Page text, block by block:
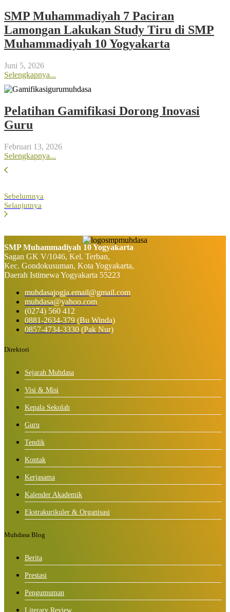
SMP Muhammadiyah 7 Paciran
Lamongan Lakukan Study Tiru di SMP
Muhammadiyah 10 Yogyakarta
Juni 5, 2026
Selengkapnya...
Pelatihan Gamifikasi Dorong Inovasi
Guru
Februari 13, 2026
Selengkapnya...
Sebelumnya
Selanjutnya
SMP Muhammadiyah 10 Yogyakarta
Sagan GK V/1046, Kel. Terban,
Kec. Gondokusuman, Kota Yogyakarta,
Daerah Istimewa Yogyakarta 55223
muhdasajogja.email@gmail.com
muhdasa@yahoo.com
(0274) 560 412
0881-2634-379 (Bu Winda)
0857-4734-3330 (Pak Nur)
Direktori
Sejarah Muhdasa
Visi & Misi
Kepala Sekolah
Guru
Tendik
Kontak
Kerjasama
Kalender Akademik
Ekstrakurikuler & Organisasi
Muhdasa Blog
Berita
Prestasi
Pengumuman
Literary Review